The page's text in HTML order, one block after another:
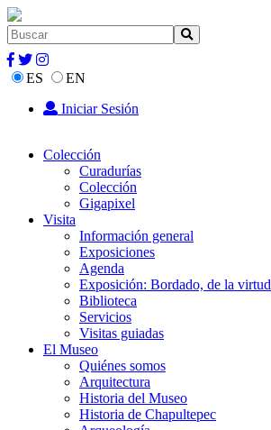
ES
EN
Iniciar Sesión
Colección
Curadurías
Colección
Gigapixel
Visita
Información general
Exposiciones
Agenda
Exposición: Bordado, de la virtud
Biblioteca
Servicios
Visitas guiadas
El Museo
Quiénes somos
Arquitectura
Historia del Museo
Historia de Chapultepec